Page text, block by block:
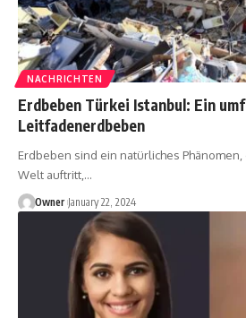
NACHRICHTEN
Erdbeben Türkei Istanbul: Ein
Leitfadenerdbeben
Erdbeben sind ein natürliches
Welt auftritt,…
Owner January 22, 2024